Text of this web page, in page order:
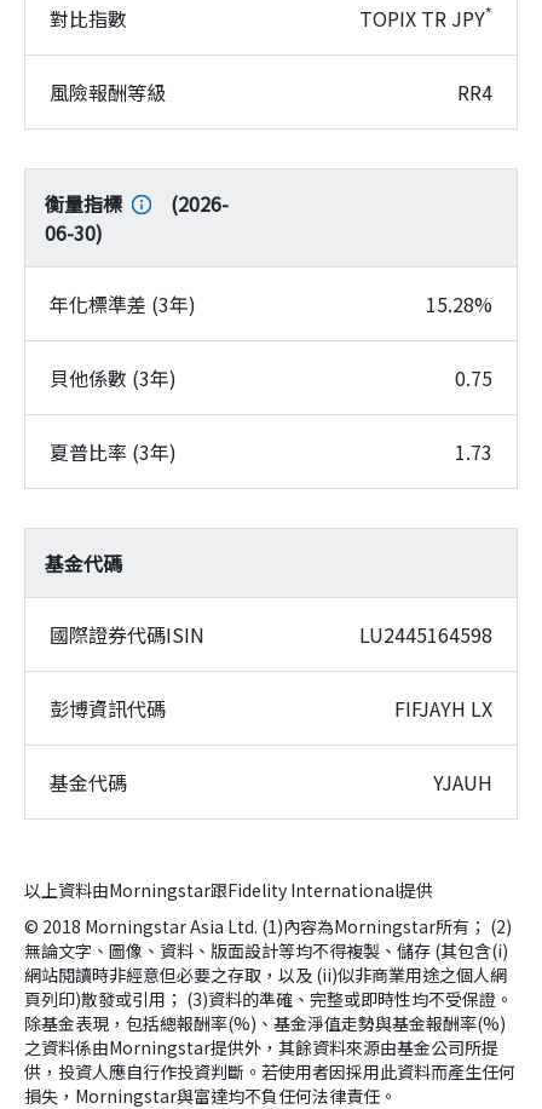
對比指數 TOPIX TR JPY*
風險報酬等級 RR4
衡量指標 (2026-
06-30)
年化標準差 (3年) 15.28%
貝他係數 (3年) 0.75
夏普比率 (3年) 1.73
基金代碼
國際證券代碼ISIN LU2445164598
彭博資訊代碼 FIFJAYH LX
基金代碼 YJAUH
以上資料由Morningstar跟Fidelity International提供
© 2018 Morningstar Asia Ltd. (1)內容為Morningstar所有； (2)
無論文字、圖像、資料、版面設計等均不得複製、儲存 (其包含(i)
網站閱讀時非經意但必要之存取，以及 (ii)似非商業用途之個人網
頁列印)散發或引用； (3)資料的準確、完整或即時性均不受保證。
除基金表現，包括總報酬率(%)、基金淨值走勢與基金報酬率(%)
之資料係由Morningstar提供外，其餘資料來源由基金公司所提
供，投資人應自行作投資判斷。若使用者因採用此資料而產生任何
損失，Morningstar與富達均不負任何法律責任。